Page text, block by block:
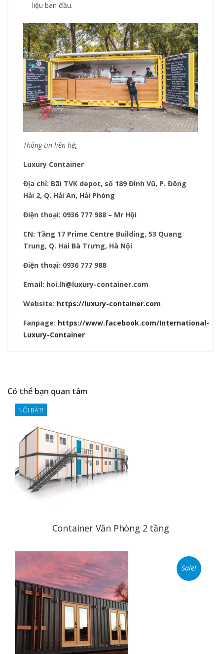
liệu ban đầu.
Thông tin liên hệ:
Luxury Container
Địa chỉ: Bãi TVK depot, số 189 Đình Vũ, P. Đông
Hải 2, Q. Hải An, Hải Phòng
Điện thoại: 0936 777 988 – Mr Hội
CN: Tầng 17 Prime Centre Building, 53 Quang
Trung, Q. Hai Bà Trưng, Hà Nội
Điện thoại: 0936 777 988
Email: hoi.lh@luxury-container.com
Website: https://luxury-container.com
Fanpage: https://www.facebook.com/International-
Luxury-Container
Có thể bạn quan tâm
NỔI BẬT!
Container Văn Phòng 2 tầng
Sale!